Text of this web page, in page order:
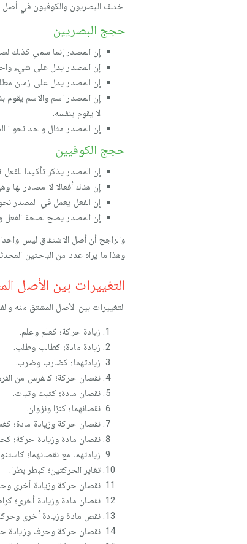
اختلف البصريون والكوفيون في أصل
حجج البصريين
إن المصدر إنما سمي كذلك
إن المصدر يدل على شيء
إن المصدر يدل على زمان
إن المصدر اسم والاسم يقوم
لا يقوم بنفسه.
إن المصدر مثال واحد نحو :
حجج الكوفيين
إن المصدر يذكر تأكيدا
إن هناك أفعالا لا مصادر
إن الفعل يعمل في المصدر
إن المصدر يصح لصحة الفعل
والراجح أن أصل الاشتقاق ليس
وهذا ما يراه عدد من الباحثين
التغييرات بين الأصل
التغييرات بين الأصل المشتق منه
زيادة حركة؛ كعلم وعلم.
زيادة مادة؛ كطالب وطلب.
زيادتهما؛ كضارب وضرب.
نقصان حركة؛ كالفرس من
نقصان مادة؛ كثبت وثبات.
نقصانهما؛ كنزا ونزوان.
نقصان حركة وزيادة مادة؛
نقصان مادة وزيادة حركة؛
زيادتهما مع نقصانهما؛
تغاير الحركتين؛ كبطر بطرا.
نقصان حركة وزيادة أخرى
نقصان مادة وزيادة أخرى؛
نقص مادة وزيادة أخرى
نقصان حركة وحرف وزيادة